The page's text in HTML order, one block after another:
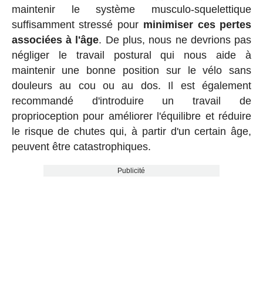
maintenir le système musculo-squelettique
suffisamment stressé pour minimiser ces pertes
associées à l'âge. De plus, nous ne devrions pas
négliger le travail postural qui nous aide à
maintenir une bonne position sur le vélo sans
douleurs au cou ou au dos. Il est également
recommandé d'introduire un travail de
proprioception pour améliorer l'équilibre et réduire
le risque de chutes qui, à partir d'un certain âge,
peuvent être catastrophiques.
Publicité